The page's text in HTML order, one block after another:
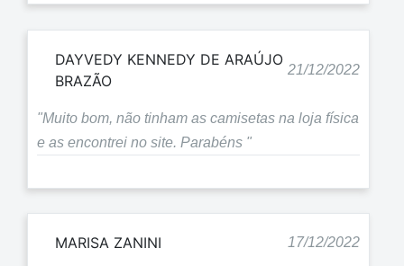
DAYVEDY KENNEDY DE ARAÚJO
BRAZÃO
21/12/2022
"Muito bom, não tinham as camisetas na loja física
e as encontrei no site. Parabéns "
MARISA ZANINI 17/12/2022